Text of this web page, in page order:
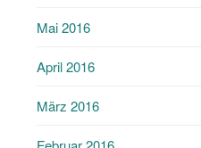
Mai 2016
April 2016
März 2016